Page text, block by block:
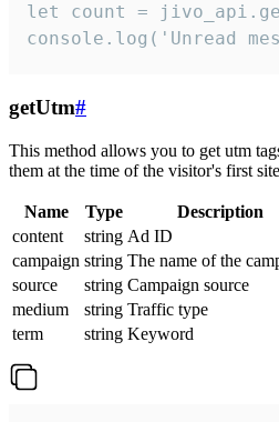
let count =
console.log('Unread
getUtm#
This method allows you to get utm
them at the time of the visitor's first
Name Type
Description
content
string Ad ID
campaign string The name of the
source
string Campaign source
medium
string Traffic type
term
string Keyword